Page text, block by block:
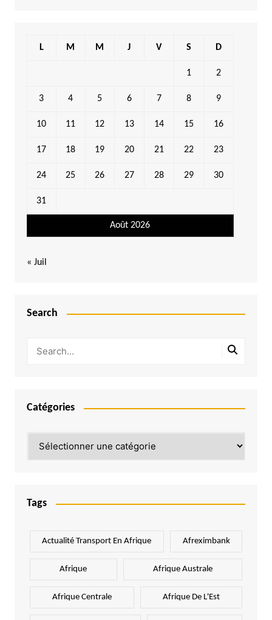
Août 2026
L M M J V S D
1 2
3 4 5 6 7 8 9
10 11 12 13 14 15 16
17 18 19 20 21 22 23
24 25 26 27 28 29 30
31
« Juil
Search
Catégories
Tags
Actualité Transport En Afrique Afreximbank
Afrique Afrique Australe
Afrique Centrale Afrique De L'Est